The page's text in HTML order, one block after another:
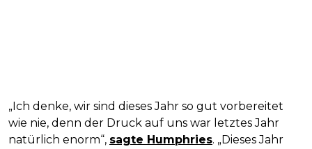
„Ich denke, wir sind dieses Jahr so gut vorbereitet
wie nie, denn der Druck auf uns war letztes Jahr
natürlich enorm“, sagte Humphries. „Dieses Jahr